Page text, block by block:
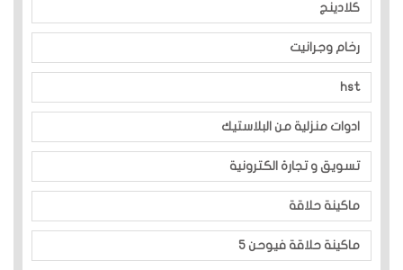
كلادينج
رخام وجرانيت
hst
ادوات منزلية من البلاستيك
تسويق و تجارة الكترونية
ماكينة حلاقة
ماكينة حلاقة فيوحن 5